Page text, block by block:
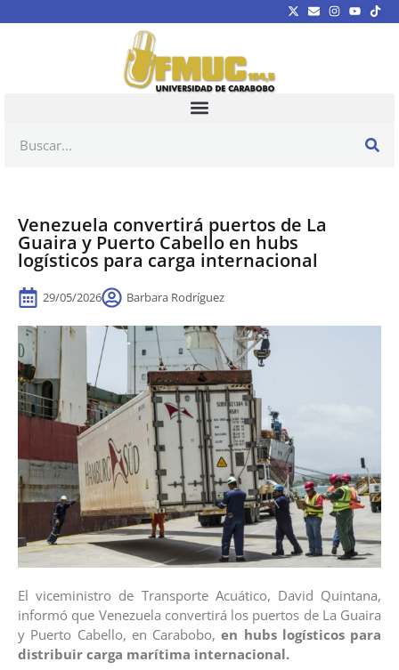
Venezuela convertirá puertos de La
Guaira y Puerto Cabello en hubs
logísticos para carga internacional
29/05/2026 Barbara Rodríguez
El viceministro de Transporte Acuático, David Quintana,
informó que Venezuela convertirá los puertos de La Guaira
y Puerto Cabello, en Carabobo, en hubs logísticos para
distribuir carga marítima internacional.